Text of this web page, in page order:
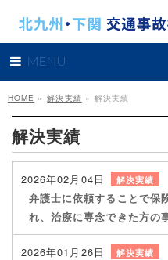
MENU
HOME » 解決実績 » 解決実績
解決実績
2026年02月04日 解決実績
弁護士に依頼することで保
れ、治療に専念できた方の
2026年01月26日 解決実績